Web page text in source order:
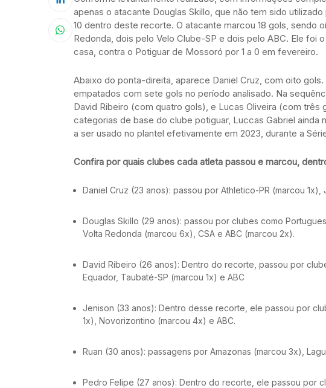
apenas o atacante Douglas Skillo, que não tem sido
10 dentro deste recorte. O atacante marcou 18 gols, sendo
Redonda, dois pelo Velo Clube-SP e dois pelo ABC. Ele foi
casa, contra o Potiguar de Mossoró por 1 a 0 em fevereiro.
Abaixo do ponta-direita, aparece Daniel Cruz, com oito
empatados com sete gols no período analisado. Na
David Ribeiro (com quatro gols), e Lucas Oliveira (com
categorias de base do clube potiguar, Luccas Gabriel ainda
a ser usado no plantel efetivamente em 2023, durante a
Confira por quais clubes cada atleta passou e marcou,
Daniel Cruz (23 anos): passou por Athletico-PR (marcou
Douglas Skillo (29 anos): passou por clubes como
Volta Redonda (marcou 6x), CSA e ABC (marcou 2x).
David Ribeiro (26 anos): Dentro do recorte, passou por
Equador, Taubaté-SP (marcou 1x) e ABC
Jenison (33 anos): Dentro desse recorte, ele passou por
1x), Novorizontino (marcou 4x) e ABC.
Ruan (30 anos): passagens por Amazonas (marcou 3x),
Pedro Felipe (27 anos): Dentro do recorte, ele passou por